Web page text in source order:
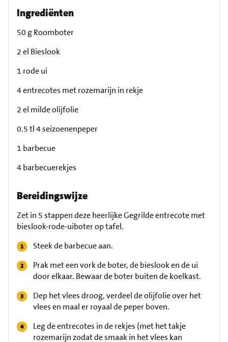
Ingrediënten
50 g Roomboter
2 el Bieslook
1 rode ui
4 entrecotes met rozemarijn in rekje
2 el milde olijfolie
0.5 tl 4 seizoenenpeper
1 barbecue
4 barbecuerekjes
Bereidingswijze
Zet in 5 stappen deze heerlijke Gegrilde entrecote met
bieslook-rode-uiboter op tafel.
Steek de barbecue aan.
Prak met een vork de boter, de bieslook en de ui
door elkaar. Bewaar de boter buiten de koelkast.
Dep het vlees droog, verdeel de olijfolie over het
vlees en maal er royaal de peper boven.
Leg de entrecotes in de rekjes (met het takje
rozemarijn zodat de smaak in het vlees kan